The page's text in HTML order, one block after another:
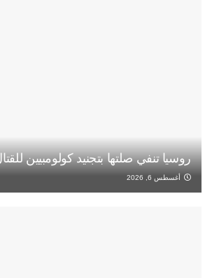
روسيا تنفي صلتها بتجنيد كولومبيين
أغسطس 6, 2026